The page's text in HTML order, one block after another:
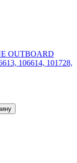
OUTBOARD
106614, 101728,